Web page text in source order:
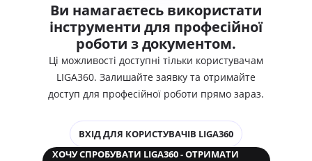
Ви намагаєтесь використати
інструменти для професійної
роботи з документом.
Ці можливості доступні тільки користувачам
LIGA360. Залишайте заявку та отримайте
доступ для професійної роботи прямо зараз.
ВХІД ДЛЯ КОРИСТУВАЧІВ LIGA360
ХОЧУ СПРОБУВАТИ LIGA360 - ОТРИМАТИ